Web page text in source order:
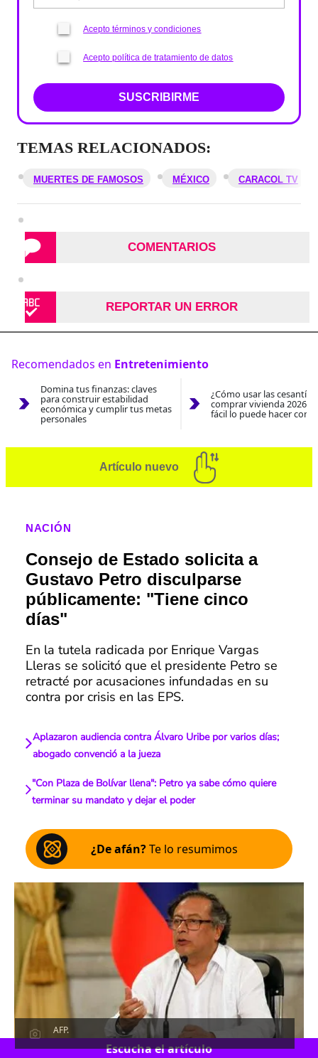
Acepto términos y condiciones
Acepto política de tratamiento de datos
SUSCRIBIRME
TEMAS RELACIONADOS:
MUERTES DE FAMOSOS MÉXICO CARACOL TV
COMENTARIOS
REPORTAR UN ERROR
Recomendados en Entretenimiento
Domina tus finanzas: claves
para construir estabilidad
económica y cumplir tus metas
personales
¿Cómo usar las
comprar vivienda 2026?
fácil lo puede hacer con
Artículo nuevo
NACIÓN
Consejo de Estado solicita a
Gustavo Petro disculparse
públicamente: "Tiene cinco
días"
En la tutela radicada por Enrique Vargas
Lleras se solicitó que el presidente Petro se
retracté por acusaciones infundadas en su
contra por crisis en las EPS.
Aplazaron audiencia contra Álvaro Uribe por varios días;
abogado convenció a la jueza
"Con Plaza de Bolívar llena": Petro ya sabe cómo quiere
terminar su mandato y dejar el poder
¿De afán?Te lo resumimos
AFP.
Escucha el artículo